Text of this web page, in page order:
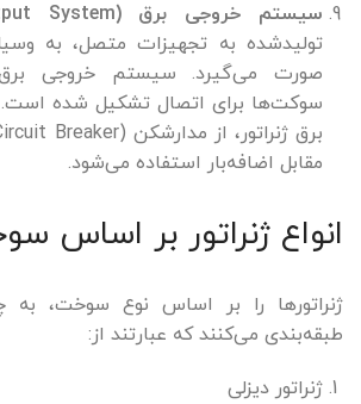
سیستم خروجی برق (Output System):
تولید‌شده به تجهیزات متصل، به
صورت می‌گیرد. سیستم خروجی برق
سوکت‌ها برای اتصال تشکیل شده
مقابل اضافه‌بار استفاده می‌شود.
انواع ژنراتور بر اساس
ژنراتورها را بر اساس نوع سوخت،
طبقه‌بندی می‌کنند که عبارتند از:
ژنراتور دیزلی